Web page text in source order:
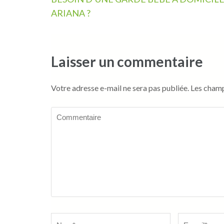
de
ARIANA ?
Laisser un commentaire
Votre adresse e-mail ne sera pas publiée. Les
Commentaire